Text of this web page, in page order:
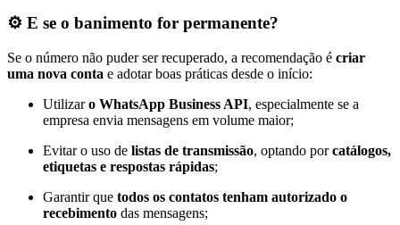
⚙️ E se o banimento for permanente?
Se o número não puder ser recuperado, a recomendação é criar
uma nova conta e adotar boas práticas desde o início:
Utilizaro WhatsApp Business API, especialmente se a
empresa envia mensagens em volume maior;
Evitar o uso de listas de transmissão, optando porcatálogos,
etiquetas e respostas rápidas;
Garantir que todos os contatos tenham autorizado o
recebimento das mensagens;